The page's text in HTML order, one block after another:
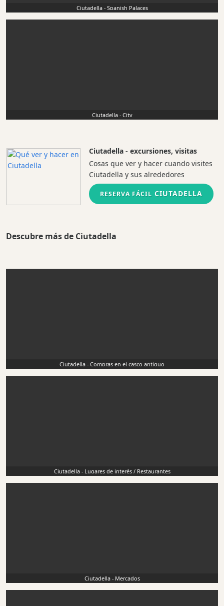
Ciutadella - Spanish Palaces
Ciutadella - City
Ciutadella - excursiones, visitas
Cosas que ver y hacer cuando visites
Ciutadella y sus alrededores
RESERVA FÁCIL CIUTADELLA
Descubre más de Ciutadella
Ciutadella - Compras en el casco antiguo
Ciutadella - Lugares de interés / Restaurantes
Ciutadella - Mercados